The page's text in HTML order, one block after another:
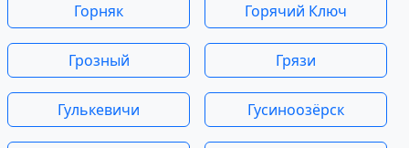
Горняк Горячий Ключ
Грозный Грязи
Гулькевичи Гусиноозёрск